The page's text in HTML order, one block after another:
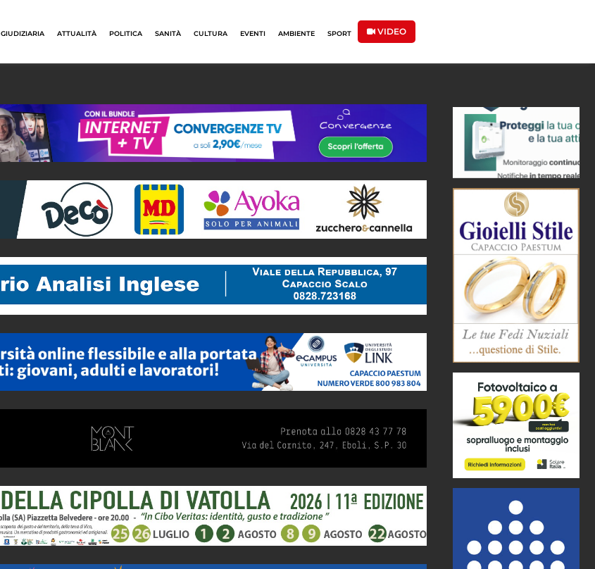
GIUDIZIARIA ATTUALITÀ POLITICA SANITÀ CULTURA EVENTI AMBIENTE SPORT VIDEO